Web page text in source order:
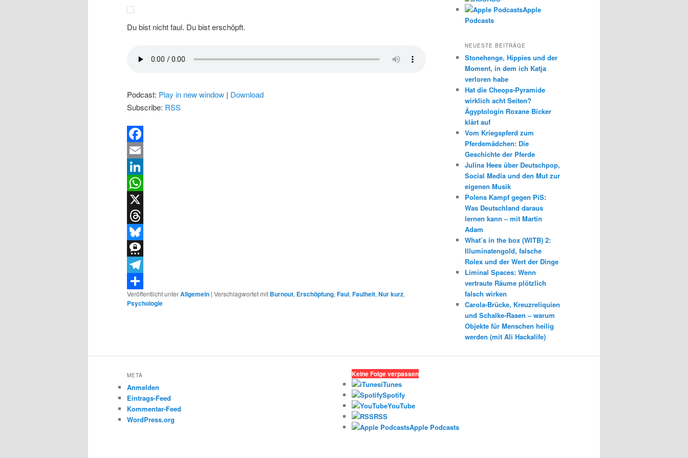
Du bist nicht faul. Du bist erschöpft.
Podcast: Play in new window | Download
Subscribe: RSS
Facebook
Email
LinkedIn
WhatsApp
X
Threads
Bluesky
Threema
Telegram
Teilen
Veröffentlicht unterAllgemein | Verschlagwortet mit Burnout, Erschöpfung, Faul, Faulheit, Nur kurz,
Psychologie
Apple
Podcasts
NEUESTE BEITRÄGE
Stonehenge, Hippies und der
Moment, in dem ich Katja
verloren habe
Hat die Cheops-Pyramide
wirklich acht Seiten?
Ägyptologin Roxane Bicker
klärt auf
Vom Kriegspferd zum
Pferdemädchen: Die
Geschichte der Pferde
Julina Hees über Deutschpop,
Social Media und den Mut zur
eigenen Musik
Polens Kampf gegen PiS:
Was Deutschland daraus
lernen kann – mit Martin
Adam
What’s in the box (WITB) 2:
Illuminatengold, falsche
Rolex und der Wert der Dinge
Liminal Spaces: Wenn
vertraute Räume plötzlich
falsch wirken
Carola-Brücke, Kreuzreliquien
und Schalke-Rasen – warum
Objekte für Menschen heilig
werden (mit Ali Hackalife)
META
Anmelden
Eintrags-Feed
Kommentar-Feed
WordPress.org
Keine Folge verpassen
iTunes
Spotify
YouTube
RSS
Apple Podcasts